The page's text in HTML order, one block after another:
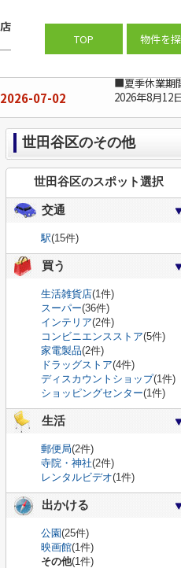
TOP 物件を
2026-07-02
■夏季休業期
2026年8月12
世田谷区のその他
世田谷区のスポット選択
交通
駅(15件)
買う
生活雑貨店(1件)
スーパー(36件)
インテリア(2件)
コンビニエンスストア(5件)
家電製品(2件)
ドラッグストア(4件)
ディスカウントショップ(1件)
ショッピングセンター(1件)
生活
郵便局(2件)
寺院・神社(2件)
レンタルビデオ(1件)
出かける
公園(25件)
映画館(1件)
その他(1件)